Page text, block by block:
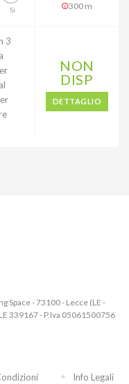
Sì
300 m
3
NON
DISP
DETTAGLIO
Space - 73100 - Lecce (LE -
339167 - P.Iva 05061500756
Info Legali